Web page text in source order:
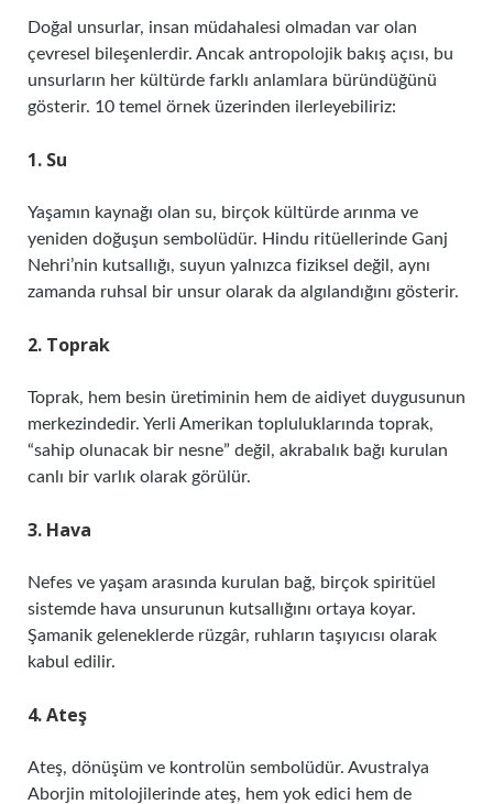
Doğal unsurlar, insan müdahalesi olmadan var olan
çevresel bileşenlerdir. Ancak antropolojik bakış açısı, bu
unsurların her kültürde farklı anlamlara büründüğünü
gösterir. 10 temel örnek üzerinden ilerleyebiliriz:
1. Su
Yaşamın kaynağı olan su, birçok kültürde arınma ve
yeniden doğuşun sembolüdür. Hindu ritüellerinde Ganj
Nehri’nin kutsallığı, suyun yalnızca fiziksel değil, aynı
zamanda ruhsal bir unsur olarak da algılandığını gösterir.
2. Toprak
Toprak, hem besin üretiminin hem de aidiyet duygusunun
merkezindedir. Yerli Amerikan topluluklarında toprak,
“sahip olunacak bir nesne” değil, akrabalık bağı kurulan
canlı bir varlık olarak görülür.
3. Hava
Nefes ve yaşam arasında kurulan bağ, birçok spiritüel
sistemde hava unsurunun kutsallığını ortaya koyar.
Şamanik geleneklerde rüzgâr, ruhların taşıyıcısı olarak
kabul edilir.
4. Ateş
Ateş, dönüşüm ve kontrolün sembolüdür. Avustralya
Aborjin mitolojilerinde ateş, hem yok edici hem de